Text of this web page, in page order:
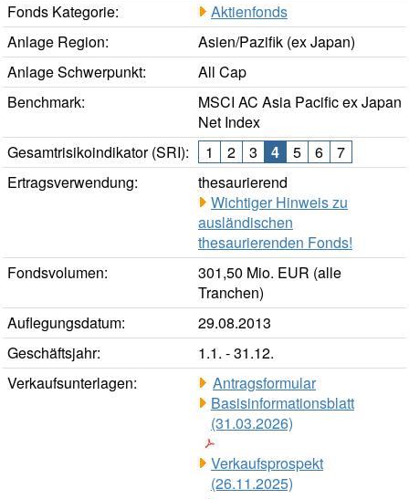
Fonds Kategorie:
Aktienfonds
Anlage Region:
Asien/Pazifik (ex Japan)
Anlage Schwerpunkt:
All Cap
Benchmark:
MSCI AC Asia Pacific ex Japan
Net Index
Gesamtrisikoindikator (SRI):
1 2 3 4 5 6
7
Ertragsverwendung:
thesaurierend
Wichtiger Hinweis zu
ausländischen
thesaurierenden Fonds!
Fondsvolumen:
301,50 Mio. EUR (alle
Tranchen)
Auflegungsdatum:
29.08.2013
Geschäftsjahr:
1.1. - 31.12.
Verkaufsunterlagen:
Antragsformular
Basisinformationsblatt
(31.03.2026)
Verkaufsprospekt
(26.11.2025)